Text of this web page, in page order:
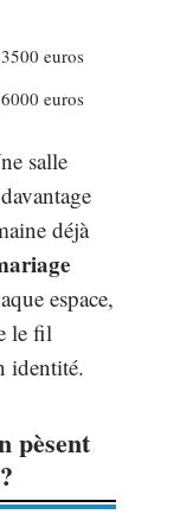
euros
euros
salle
déjà
espace,
le fil
identité.
pèsent